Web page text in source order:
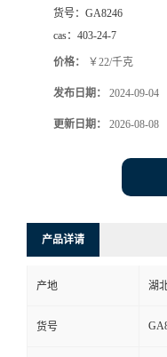
货号： GA8246
cas： 403-24-7
价格： ￥22/千克
发布日期： 2024-09-04
更新日期： 2026-08-08
产品详请
产地 湖
货号